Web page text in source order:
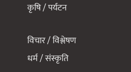
कृषि / पर्यटन
विचार / विश्लेषण
धर्म / संस्कृति